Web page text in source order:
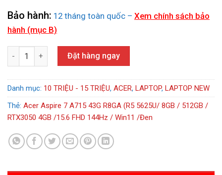
Bảo hành: 12 tháng toàn quốc – Xem chính sách bảo
hành (mục B)
Acer Aspire 7 A715 43G R8GA (R5 5625U/ 8GB / 512GB /
Đặt hàng ngay
Danh mục: 10 TRIỆU - 15 TRIỆU, ACER, LAPTOP, LAPTOP NEW
Thẻ: Acer Aspire 7 A715 43G R8GA (R5 5625U/ 8GB / 512GB /
RTX3050 4GB /15.6 FHD 144Hz / Win11 /Đen